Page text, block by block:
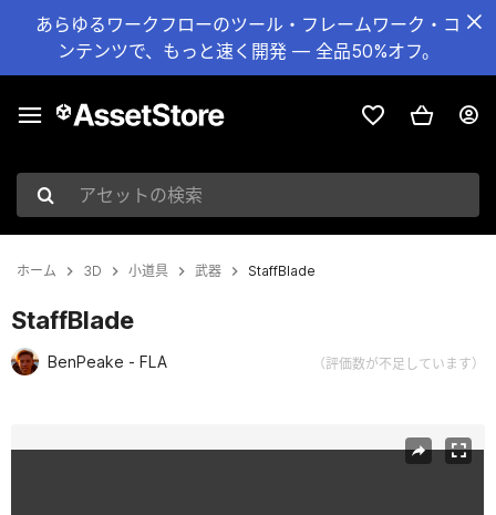
あらゆるワークフローのツール・フレームワーク・コ
ンテンツで、もっと速く開発 — 全品50%オフ。
アセットの検索
ホーム 3D 小道具 武器 StaffBlade
StaffBlade
BenPeake - FLA （評価数が不足しています）